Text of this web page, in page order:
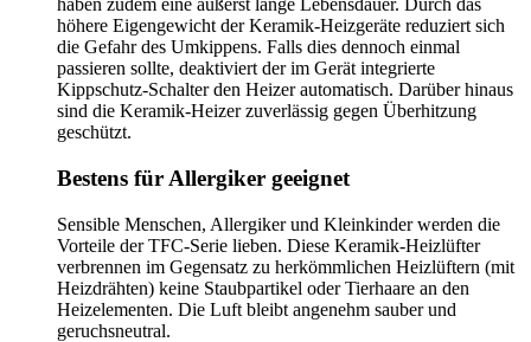
haben zudem eine äußerst lange Lebensdauer. Durch das
höhere Eigengewicht der Keramik-Heizgeräte reduziert sich
die Gefahr des Umkippens. Falls dies dennoch einmal
passieren sollte, deaktiviert der im Gerät integrierte
Kippschutz-Schalter den Heizer automatisch. Darüber hinaus
sind die Keramik-Heizer zuverlässig gegen Überhitzung
geschützt.
Bestens für Allergiker geeignet
Sensible Menschen, Allergiker und Kleinkinder werden die
Vorteile der TFC-Serie lieben. Diese Keramik-Heizlüfter
verbrennen im Gegensatz zu herkömmlichen Heizlüftern (mit
Heizdrähten) keine Staubpartikel oder Tierhaare an den
Heizelementen. Die Luft bleibt angenehm sauber und
geruchsneutral.